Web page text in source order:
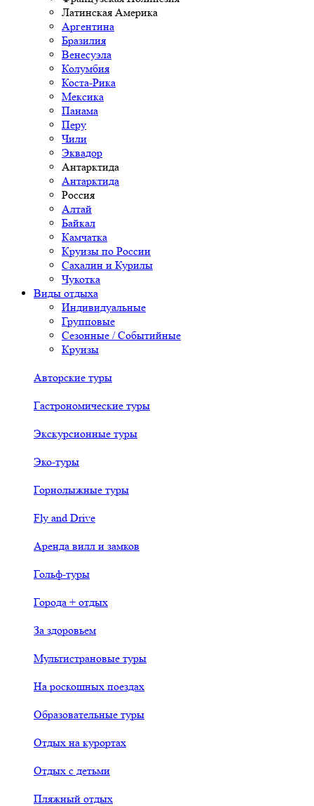
Латинская Америка
Аргентина
Бразилия
Венесуэла
Колумбия
Коста-Рика
Мексика
Панама
Перу
Чили
Эквадор
Антарктида
Антарктида
Россия
Алтай
Байкал
Камчатка
Круизы по России
Сахалин и Курилы
Чукотка
Виды отдыха
Индивидуальные
Групповые
Сезонные / Событийные
Круизы
Авторские туры
Гастрономические туры
Экскурсионные туры
Эко-туры
Горнолыжные туры
Fly and Drive
Аренда вилл и замков
Гольф-туры
Города + отдых
За здоровьем
Мультистрановые туры
На роскошных поездах
Образовательные туры
Отдых на курортах
Отдых с детьми
Пляжный отдых